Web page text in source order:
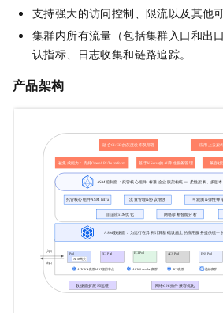
支持强大的访问控制、限流以及其他可
集群内所有流量（包括集群入口和出
认指标、日志收集和链路追踪。
产品架构